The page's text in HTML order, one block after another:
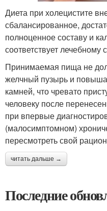
Диета при холецистите
сбалансированное,
полноценное составу и
соответствует
Принимаемая пища не
желчный пузырь и
камней, что чревато
человеку после
при впервые
(малосимптомном)
пересмотреть свой
читать дальше →
Последние